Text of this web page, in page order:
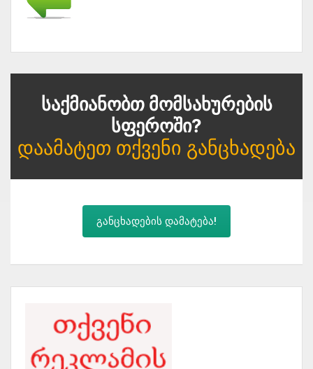
Საქმიანობთ Მომსახურების
Სფეროში?
Დაამატეთ Თქვენი Განცხადება
განცხადების დამატება!